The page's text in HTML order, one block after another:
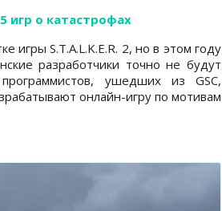
игр о катастрофах
игры S.T.A.L.K.E.R. 2, но в этом году
разработчики точно не будут
ушедших из GSC,
онлайн-игру по мотивам